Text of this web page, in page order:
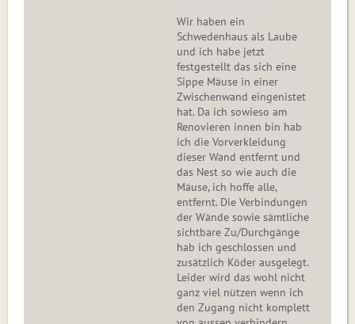
Wir haben ein
Schwedenhaus als Laube
und ich habe jetzt
festgestellt das sich eine
Sippe Mäuse in einer
Zwischenwand eingenistet
hat. Da ich sowieso am
Renovieren innen bin hab
ich die Vorverkleidung
dieser Wand entfernt und
das Nest so wie auch die
Mäuse, ich hoffe alle,
entfernt. Die Verbindungen
der Wände sowie sämtliche
sichtbare Zu/Durchgänge
hab ich geschlossen und
zusätzlich Köder ausgelegt.
Leider wird das wohl nicht
ganz viel nützen wenn ich
den Zugang nicht komplett